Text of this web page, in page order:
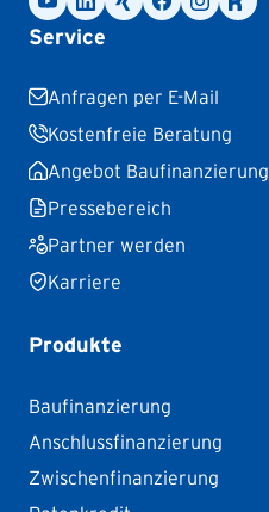
Service
Anfragen per E-Mail
Kostenfreie Beratung
Angebot Baufinanzierung
Pressebereich
Partner werden
Karriere
Produkte
Baufinanzierung
Anschlussfinanzierung
Zwischenfinanzierung